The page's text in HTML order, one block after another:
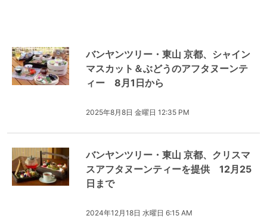
バンヤンツリー・東山 京都、シャイン
マスカット＆ぶどうのアフタヌーンテ
ィー 8月1日から
2025年8月8日 金曜日 12:35 PM
バンヤンツリー・東山 京都、クリスマ
スアフタヌーンティーを提供 12月25
日まで
2024年12月18日 水曜日 6:15 AM